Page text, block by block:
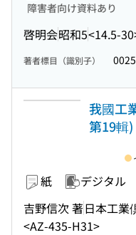
障害者向け資料あり
啓明会昭和5<14.5-
著者標目（識別子）
我國工
第19輯)
紙 デジタル
吉野信次 著日本工業
<AZ-435-H31>